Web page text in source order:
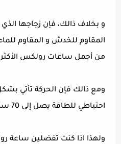
و بخلاف ذالك، فإن زجاجها
من أجمل ساعات رولكس الأكثر
ومع ذالك فإن الحركة تأتي
احتياطي للطاقة يصل إلى 70 ساعة.
ولهذا اذا كنت تفضلين ساعة